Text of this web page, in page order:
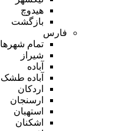
هیدوچ
بازگشت
فارس
تمام شهر‌ها
شیراز
آباده
آباده طشک
اردکان
ارسنجان
استهبان
اشکنان